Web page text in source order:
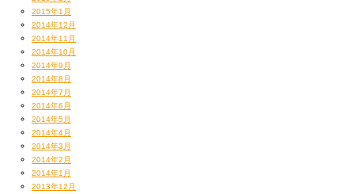
はい、これは待ちに待ち望んだPIONEERからのNew Mixer、DJ-M S１１の
発売記念ストリーミング
DJ-M S11 Launch Streaming 「turn it up to 11」にて。
新作Mixerの魅力を語り尽くし、PLAYも披露。
まだまだ上手く使いこなせてないけど、
2015年1月
2014年12月
2014年11月
2014年10月
2014年9月
2014年8月
2014年7月
2014年6月
2014年5月
2014年4月
2014年3月
2014年2月
2014年1月
2013年12月